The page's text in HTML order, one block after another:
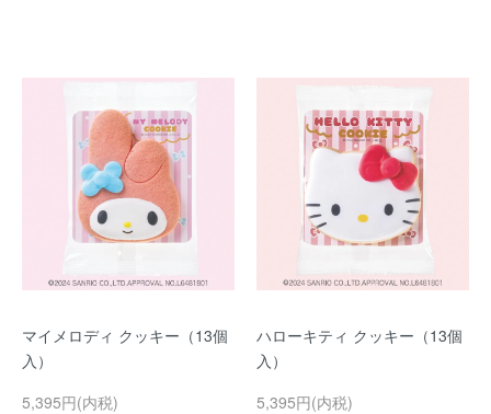
マイメロディ クッキー（13個
入）
5,395円(内税)
ハローキティ クッキー（13個
入）
5,395円(内税)